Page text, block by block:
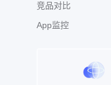
竞品对比
App监控